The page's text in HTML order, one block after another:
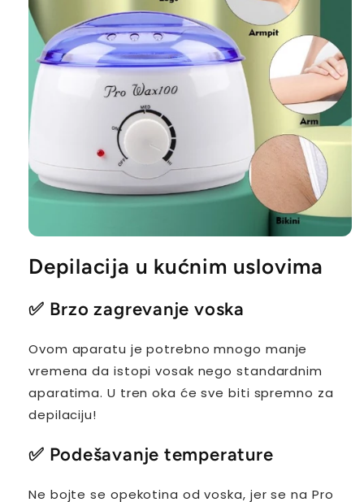
Depilacija u kućnim uslovima
✅ Brzo zagrevanje voska
Ovom aparatu je potrebno mnogo manje
vremena da istopi vosak nego standardnim
aparatima. U tren oka će sve biti spremno za
depilaciju!
✅ Podešavanje temperature
Ne bojte se opekotina od voska, jer se na Pro